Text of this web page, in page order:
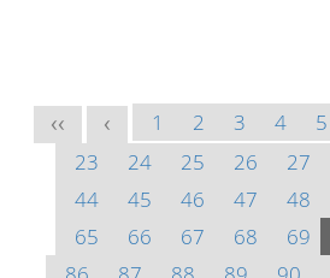
<< < 1 2 3 4 5
23
24 25 26 27
44
45 46 47 48
65
66 67 68 69